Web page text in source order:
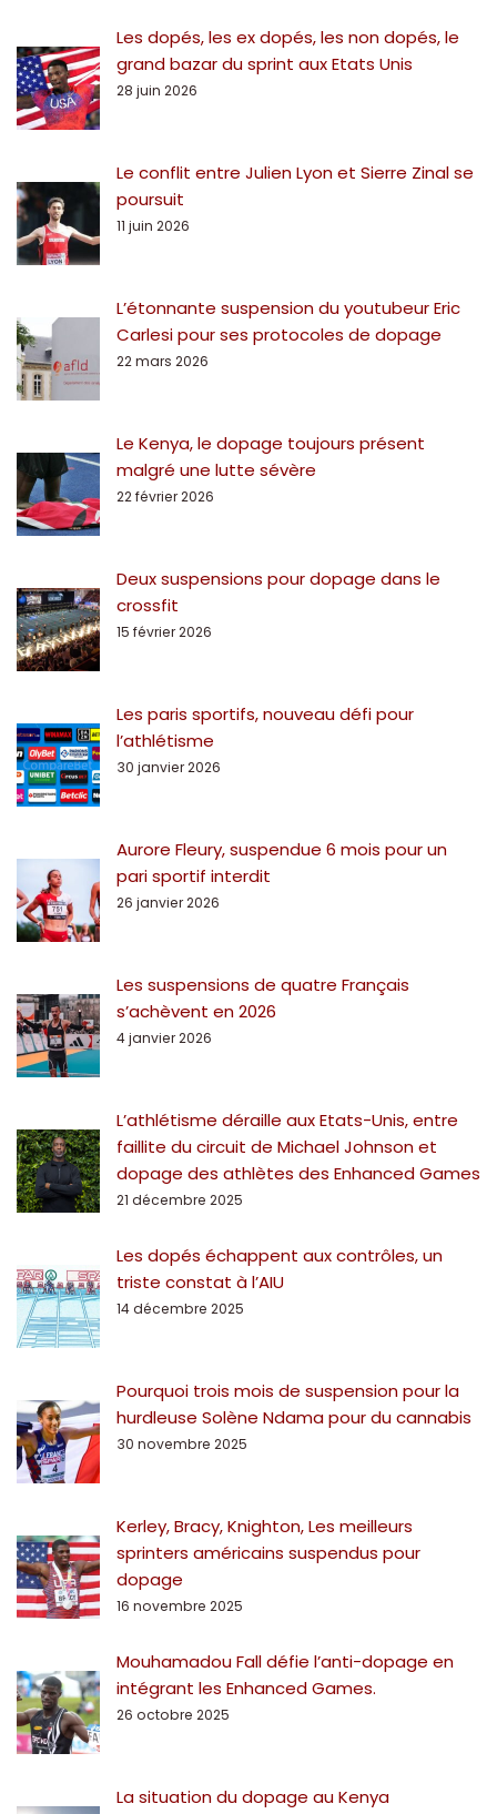
Les dopés, les ex dopés, les non dopés, le
grand bazar du sprint aux Etats Unis
28 juin 2026
Le conflit entre Julien Lyon et Sierre Zinal se
poursuit
11 juin 2026
L’étonnante suspension du youtubeur Eric
Carlesi pour ses protocoles de dopage
22 mars 2026
Le Kenya, le dopage toujours présent
malgré une lutte sévère
22 février 2026
Deux suspensions pour dopage dans le
crossfit
15 février 2026
Les paris sportifs, nouveau défi pour
l’athlétisme
30 janvier 2026
Aurore Fleury, suspendue 6 mois pour un
pari sportif interdit
26 janvier 2026
Les suspensions de quatre Français
s’achèvent en 2026
4 janvier 2026
L’athlétisme déraille aux Etats-Unis, entre
faillite du circuit de Michael Johnson et
dopage des athlètes des Enhanced Games
21 décembre 2025
Les dopés échappent aux contrôles, un
triste constat à l’AIU
14 décembre 2025
Pourquoi trois mois de suspension pour la
hurdleuse Solène Ndama pour du cannabis
30 novembre 2025
Kerley, Bracy, Knighton, Les meilleurs
sprinters américains suspendus pour
dopage
16 novembre 2025
Mouhamadou Fall défie l’anti-dopage en
intégrant les Enhanced Games.
26 octobre 2025
La situation du dopage au Kenya